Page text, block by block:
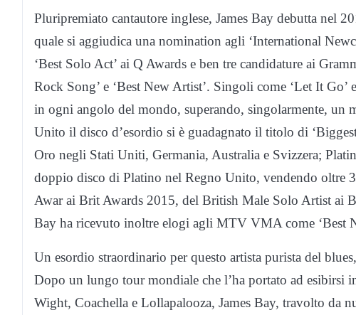
Pluripremiato cantautore inglese, James Bay debutta nel
quale si aggiudica una nomination agli ‘International
‘Best Solo Act’ ai Q Awards e ben tre candidature ai
Rock Song’ e ‘Best New Artist’. Singoli come ‘Let It
in ogni angolo del mondo, superando, singolarmente, un
Unito il disco d’esordio si è guadagnato il titolo di
Oro negli Stati Uniti, Germania, Australia e Svizzera;
doppio disco di Platino nel Regno Unito, vendendo oltre
Awar ai Brit Awards 2015, del British Male Solo Artist ai
Bay ha ricevuto inoltre elogi agli MTV VMA come ‘Best
Un esordio straordinario per questo artista purista del
Dopo un lungo tour mondiale che l’ha portato ad esibirsi
Wight, Coachella e Lollapalooza, James Bay, travolto da